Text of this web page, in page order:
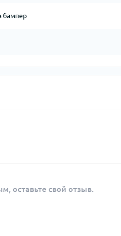
бампер
оставьте свой отзыв.